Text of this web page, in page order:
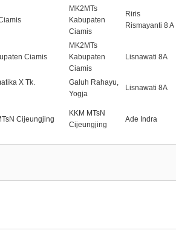
MK2MTs
Kabupaten
Ciamis
Riris
Rismayanti 8 A
Ciamis
MK2MTs
Kabupaten
Ciamis
Lisnawati 8A
X Tk.
Galuh Rahayu,
Yogja
Lisnawati 8A
Cijeungjing
KKM MTsN
Cijeungjing
Ade Indra